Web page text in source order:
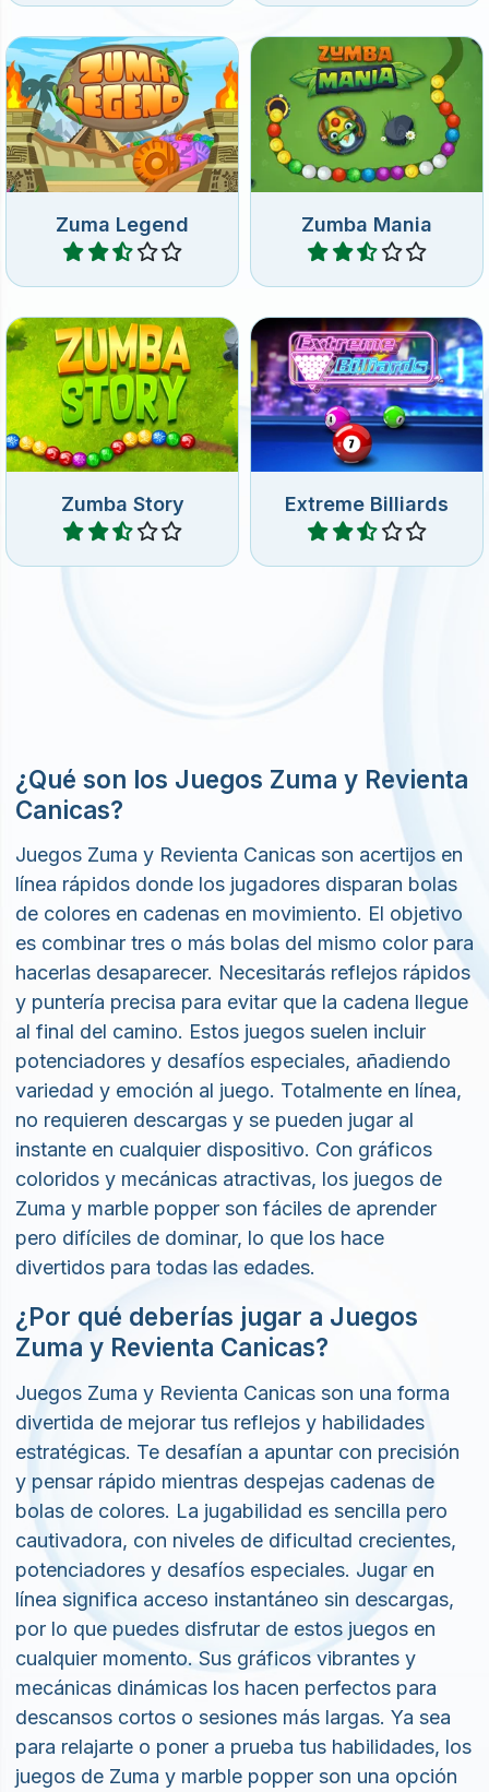
Zuma Legend
Jugar
Zumba Mania
de Zuma, quita todas las
canicas.
Jugar
Zumba Story
Jugar
Extreme Billiards
Jugar
¿Qué son los Juegos Zuma y Revienta
Canicas?
Juegos Zuma y Revienta Canicas son acertijos en
línea rápidos donde los jugadores disparan bolas
es combinar tres o más bolas del mismo color para
hacerlas desaparecer. Necesitarás reflejos rápidos
y puntería precisa para evitar que la cadena llegue
al final del camino. Estos juegos suelen incluir
potenciadores y desafíos especiales, añadiendo
variedad y emoción al juego. Totalmente en línea,
no requieren descargas y se pueden jugar al
instante en cualquier dispositivo. Con gráficos
coloridos y mecánicas atractivas, los juegos de
Zuma y marble popper son fáciles de aprender
pero difíciles de dominar, lo que los hace
divertidos para todas las edades.
¿Por qué deberías jugar a Juegos
Zuma y Revienta Canicas?
Juegos Zuma y Revienta Canicas son una forma
divertida de mejorar tus reflejos y habilidades
y pensar rápido mientras despejas cadenas de
bolas de colores. La jugabilidad es sencilla pero
cautivadora, con niveles de dificultad crecientes,
potenciadores y desafíos especiales. Jugar en
línea significa acceso instantáneo sin descargas,
por lo que puedes disfrutar de estos juegos en
cualquier momento. Sus gráficos vibrantes y
mecánicas dinámicas los hacen perfectos para
descansos cortos o sesiones más largas. Ya sea
para relajarte o poner a prueba tus habilidades, los
juegos de Zuma y marble popper son una opción
gratificante y entretenida para jugadores de todas
las edades.
Nuestros mejores Juegos Zuma y
Revienta Canicas